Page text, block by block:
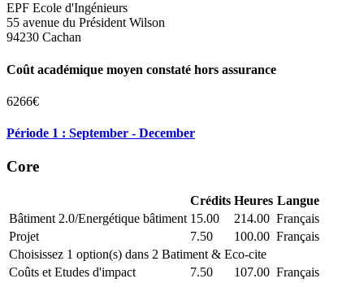
EPF Ecole d'Ingénieurs
55 avenue du Président Wilson
94230 Cachan
Coût académique moyen constaté hors assurance
6266€
Période 1 : September - December
Core
Crédits Heures Langue
Bâtiment 2.0/Energétique bâtiment 15.00 214.00 Français
Projet
7.50 100.00 Français
Choisissez 1 option(s) dans 2 Batiment & Eco-cite
Coûts et Etudes d'impact
7.50 107.00 Français